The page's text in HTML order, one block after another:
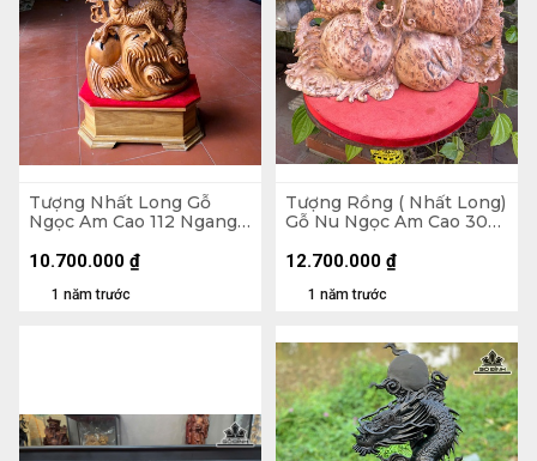
Tượng Nhất Long Gỗ
Ngọc Am Cao 112 Ngang
1 năm trước
10.700.000 ₫
Tượng Rồng ( Nhất Long)
Gỗ Nu Ngọc Am Cao 30
1 năm trước
12.700.000 ₫